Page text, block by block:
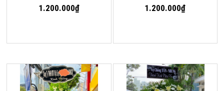
1.200.000₫ 1.200.000₫